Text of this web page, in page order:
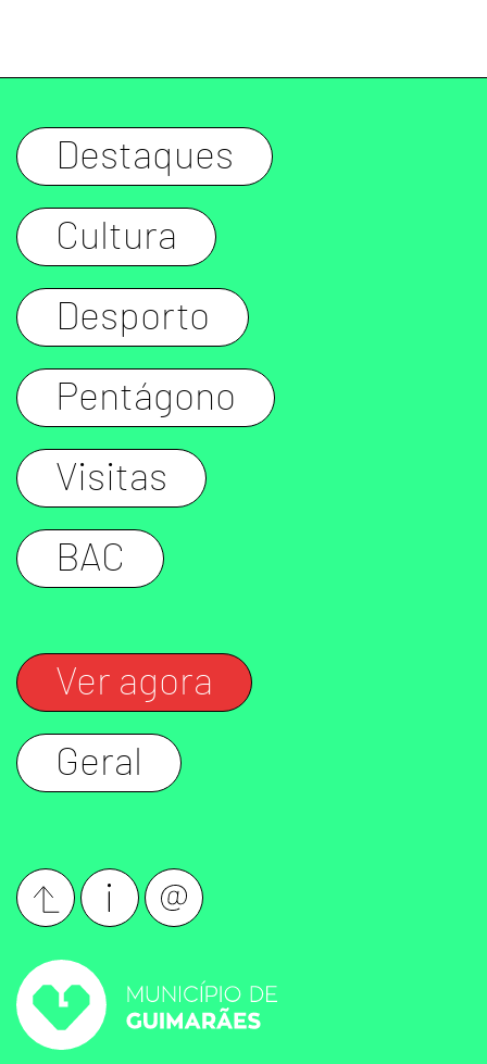
Destaques
Cultura
Desporto
Pentágono
Visitas
BAC
Ver agora
Geral